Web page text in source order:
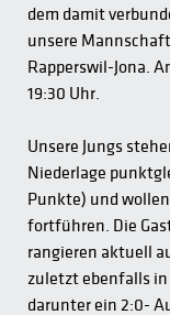
dem damit
unsere
Rapperswil-Jona.
19:30 Uhr.
Unsere Jungs
Niederlage
Punkte) und
fortführen. Die
rangieren aktuell
zuletzt ebenfalls in
darunter ein 2:0-